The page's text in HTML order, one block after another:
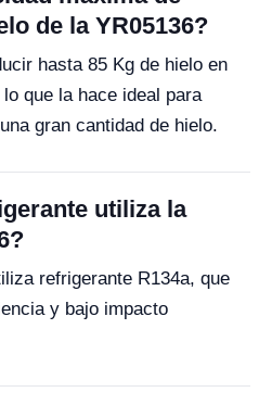
de la YR05136?
hasta 85 Kg de hielo en
que la hace ideal para
gran cantidad de hielo.
utiliza la
refrigerante R134a, que
y bajo impacto